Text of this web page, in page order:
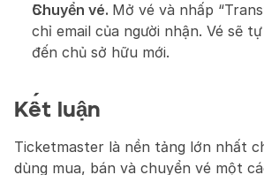
Chuyển vé. Mở vé và nhấp
chỉ email của người nhận. Vé sẽ
đến chủ sở hữu mới.
Kết luận
Ticketmaster là nền tảng lớn nhất
dùng mua, bán và chuyển vé một